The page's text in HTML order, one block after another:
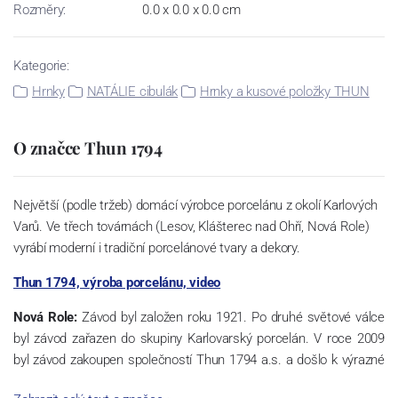
Rozměry: 0.0 x 0.0 x 0.0 cm
Kategorie:
Hrnky
NATÁLIE cibulák Hrnky a kusové položky THUN
O značce Thun 1794
Největší (podle tržeb) domácí výrobce porcelánu z okolí Karlových
Varů. Ve třech továrnách (Lesov, Klášterec nad Ohří, Nová Role)
vyrábí moderní i tradiční porcelánové tvary a dekory.
Thun 1794, výroba porcelánu, video
Nová Role: Závod byl založen roku 1921. Po druhé světové válce
byl závod zařazen do skupiny Karlovarský porcelán. V roce 2009
byl závod zakoupen společností Thun 1794 a.s. a došlo k výrazné